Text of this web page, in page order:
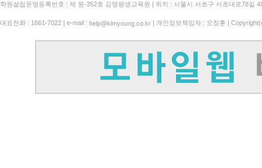
학원설립운영등록번호 : 제 원-352호 김영평생교육원 | 위치 : 서울시 서초구 서초대로78길
대표전화 : 1661-7022 | e-mail : help@kimyoung.co.kr | 개인정보책임자 : 오창훈 |